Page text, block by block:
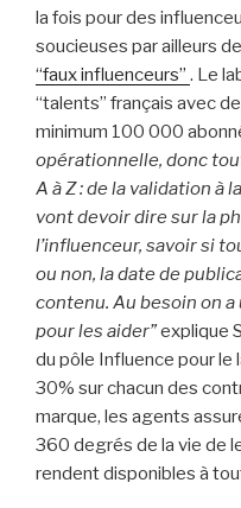
la fois pour des
soucieuses par ailleurs
“faux influenceurs” . Le
“talents” français avec
minimum 100 000
opérationnelle, donc
A à Z : de la validation à
vont devoir dire sur la
l’influenceur, savoir si
ou non, la date de
contenu. Au besoin on
pour les aider”explique
du pôle Influence pour le
30% sur chacun des
marque, les agents
360 degrés de la vie de
rendent disponibles à